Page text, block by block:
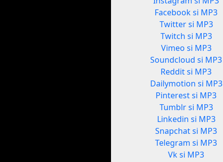
Facebook si MP3
Twitter si MP3
Twitch si MP3
Vimeo si MP3
Soundcloud si MP3
Reddit si MP3
Dailymotion si MP3
Pinterest si MP3
Tumblr si MP3
Linkedin si MP3
Snapchat si MP3
Telegram si MP3
Vk si MP3